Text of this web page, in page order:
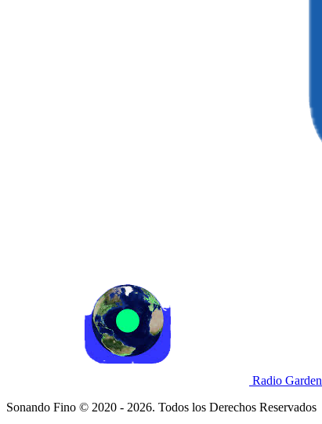
Radio Garden
Sonando Fino © 2020 - 2026. Todos los Derechos Reservados